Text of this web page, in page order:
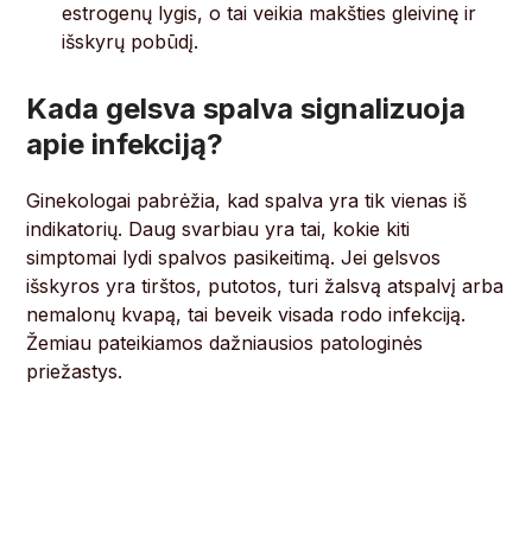
estrogenų lygis, o tai veikia makšties gleivinę ir
išskyrų pobūdį.
Kada gelsva spalva signalizuoja
apie infekciją?
Ginekologai pabrėžia, kad spalva yra tik vienas iš
indikatorių. Daug svarbiau yra tai, kokie kiti
simptomai lydi spalvos pasikeitimą. Jei gelsvos
išskyros yra tirštos, putotos, turi žalsvą atspalvį arba
nemalonų kvapą, tai beveik visada rodo infekciją.
Žemiau pateikiamos dažniausios patologinės
priežastys.